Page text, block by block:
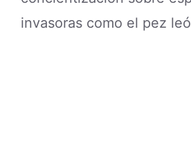
invasoras como el pez